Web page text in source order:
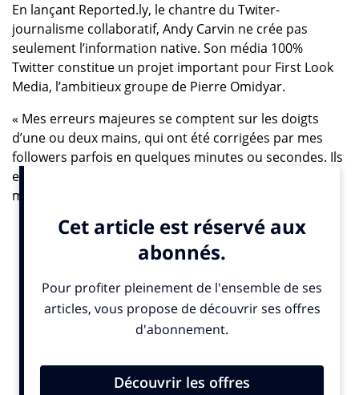
En lançant Reported.ly, le chantre du Twiter-
journalisme collaboratif, Andy Carvin ne crée pas
seulement l’information native. Son média 100%
Twitter constitue un projet important pour First Look
Media, l’ambitieux groupe de Pierre Omidyar.
« Mes erreurs majeures se comptent sur les doigts
d’une ou deux mains, qui ont été corrigées par mes
followers parfois en quelques minutes ou secondes. Ils
en savent beaucoup plus que moi et ont agi de
manière collaborative. Il y a un système naturel
d’équilibre des pouvoirs sur le Web. Ça n’est pas très
différent d’une “breaking news » sur une chaîne d’info
continue à la télévision. Au début l’information peut
en avançant. » La disgression est signée Andy Carvin
dans Rue 89, elle date de juin 2012 et annonce alors le
Twitter News Network (TNN) ou l’avènement du
Deux ans après sa leçon de Twitter-journalisme à la